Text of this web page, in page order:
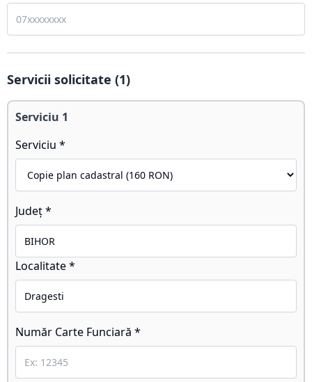
Servicii solicitate (1)
Serviciu 1
Serviciu *
Județ *
Localitate *
Număr Carte Funciară *